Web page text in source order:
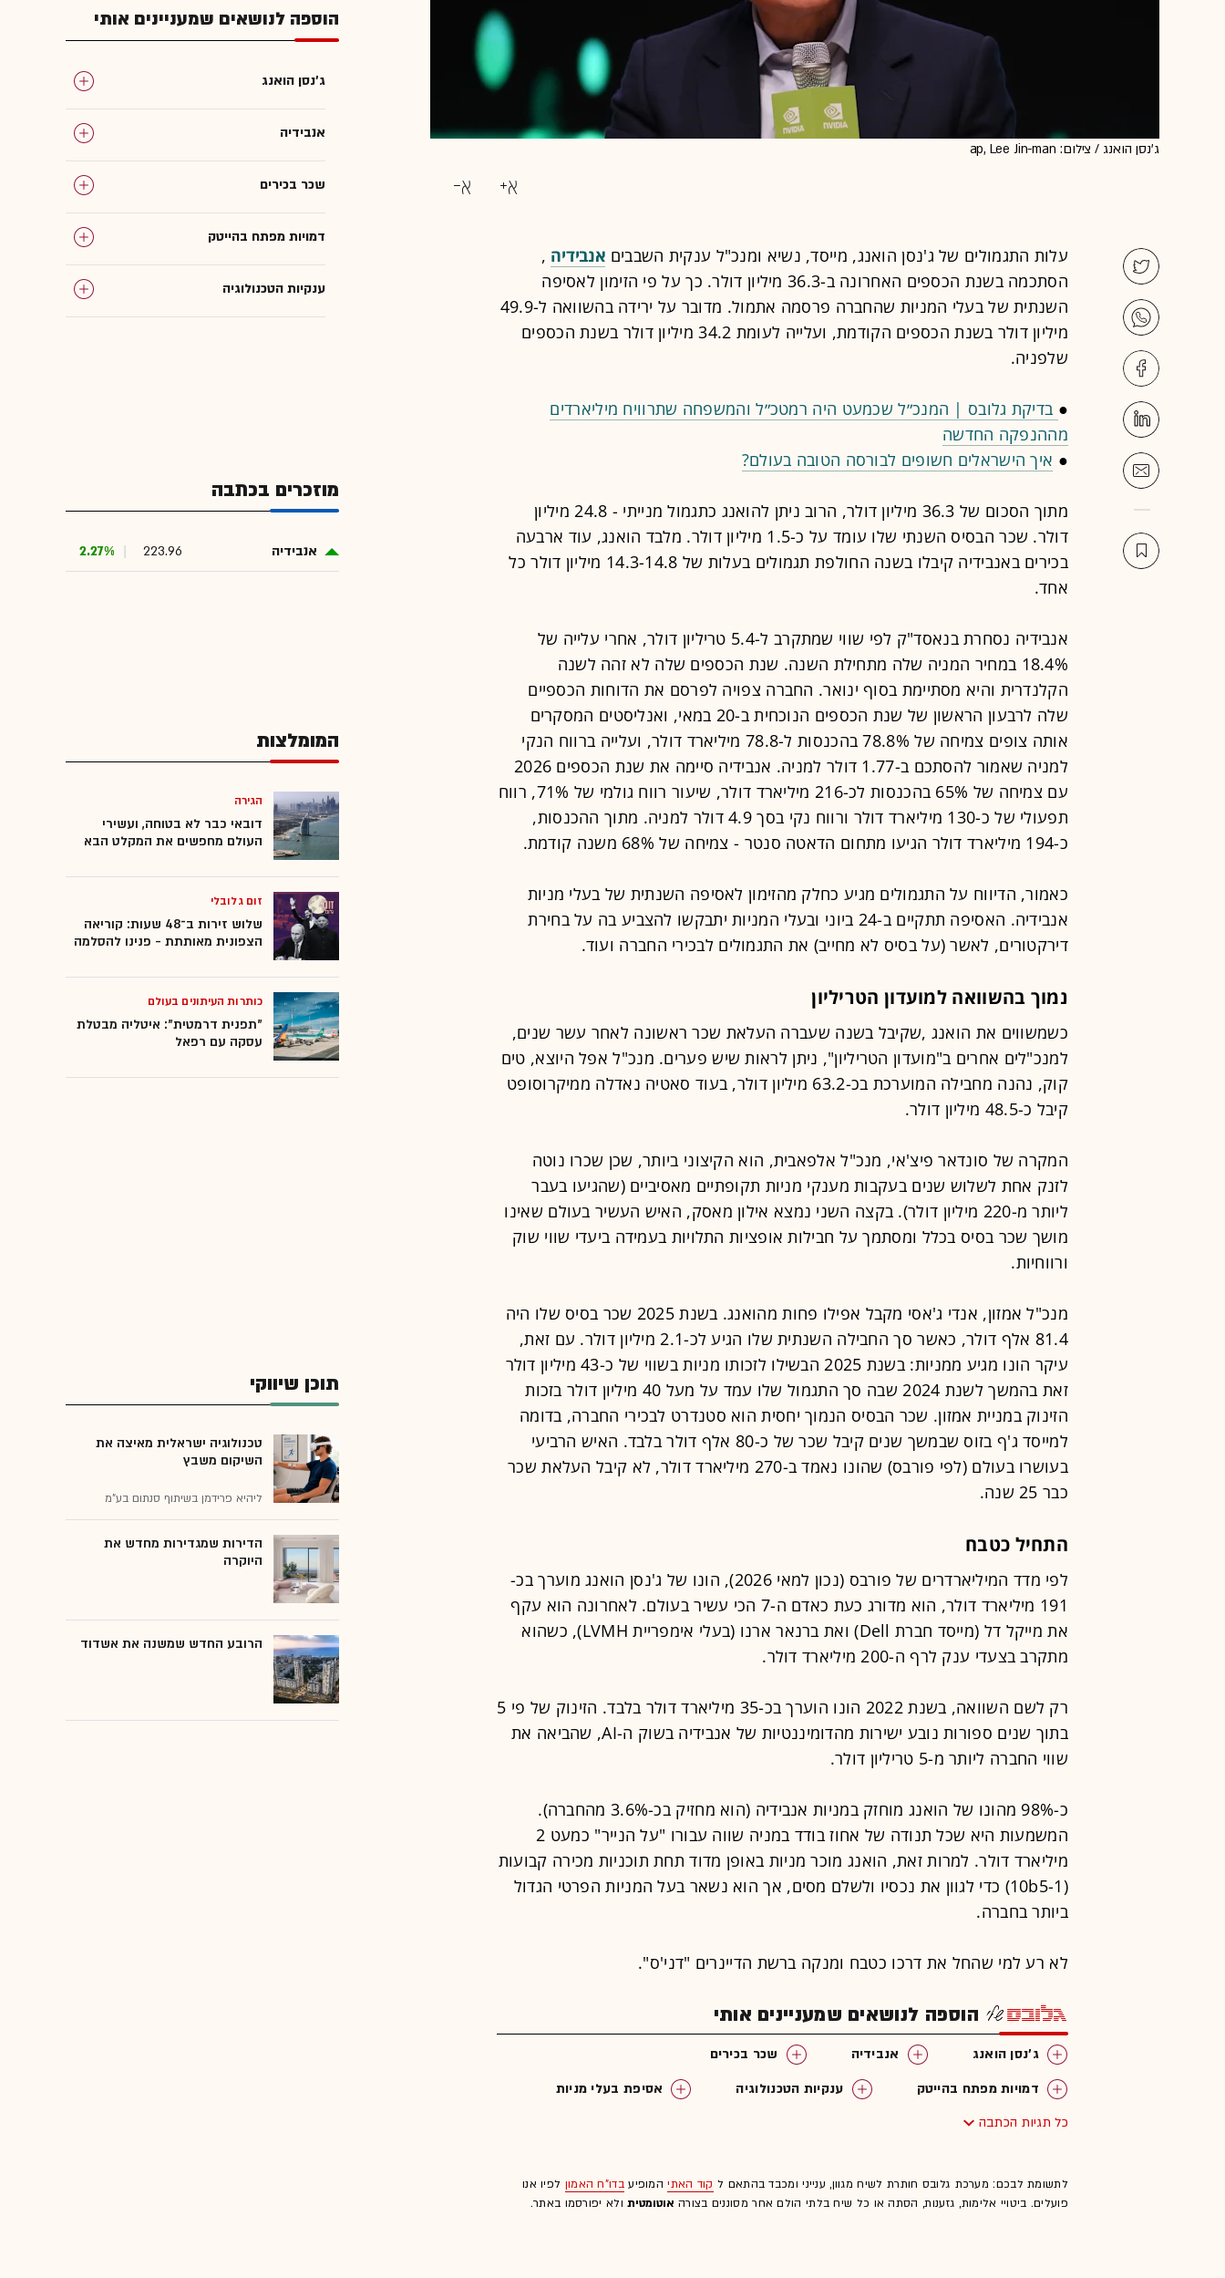
ג'נסן הואנג / צילום: ap, Lee Jin-man
עלות התגמולים של ג'נסן הואנג, מייסד, נשיא ומנכ"ל ענקית השבבים אנבידיה ,
הסתכמה בשנת הכספים האחרונה ב-36.3 מיליון דולר. כך על פי הזימון לאסיפה
השנתית של בעלי המניות שהחברה פרסמה אתמול. מדובר על ירידה בהשוואה ל-49.9
מיליון דולר בשנת הכספים הקודמת, ועלייה לעומת 34.2 מיליון דולר בשנת הכספים
שלפניה.
● בדיקת גלובס | המנכ״ל שכמעט היה רמטכ״ל והמשפחה שתרוויח מיליארדים
מההנפקה החדשה
● איך הישראלים חשופים לבורסה הטובה בעולם?
מתוך הסכום של 36.3 מיליון דולר, הרוב ניתן להואנג כתגמול מנייתי - 24.8 מיליון
דולר. שכר הבסיס השנתי שלו עומד על כ-1.5 מיליון דולר. מלבד הואנג, עוד ארבעה
בכירים באנבידיה קיבלו בשנה החולפת תגמולים בעלות של 14.3-14.8 מיליון דולר כל
אחד.
אנבידיה נסחרת בנאסד"ק לפי שווי שמתקרב ל-5.4 טריליון דולר, אחרי עלייה של
18.4% במחיר המניה שלה מתחילת השנה. שנת הכספים שלה לא זהה לשנה
הקלנדרית והיא מסתיימת בסוף ינואר. החברה צפויה לפרסם את הדוחות הכספיים
שלה לרבעון הראשון של שנת הכספים הנוכחית ב-20 במאי, ואנליסטים המסקרים
אותה צופים צמיחה של 78.8% בהכנסות ל-78.8 מיליארד דולר, ועלייה ברווח הנקי
למניה שאמור להסתכם ב-1.77 דולר למניה. אנבידיה סיימה את שנת הכספים 2026
עם צמיחה של 65% בהכנסות לכ-216 מיליארד דולר, שיעור רווח גולמי של 71%, רווח
תפעולי של כ-130 מיליארד דולר ורווח נקי בסך 4.9 דולר למניה. מתוך ההכנסות,
כ-194 מיליארד דולר הגיעו מתחום הדאטה סנטר - צמיחה של 68% משנה קודמת.
כאמור, הדיווח על התגמולים מגיע כחלק מהזימון לאסיפה השנתית של בעלי מניות
אנבידיה. האסיפה תתקיים ב-24 ביוני ובעלי המניות יתבקשו להצביע בה על בחירת
דירקטורים, לאשר (על בסיס לא מחייב) את התגמולים לבכירי החברה ועוד.
נמוך בהשוואה למועדון הטריליון
כשמשווים את הואנג ,שקיבל בשנה שעברה העלאת שכר ראשונה לאחר עשר שנים,
למנכ"לים אחרים ב"מועדון הטריליון", ניתן לראות שיש פערים. מנכ"ל אפל היוצא, טים
קוק, נהנה מחבילה המוערכת בכ-63.2 מיליון דולר, בעוד סאטיה נאדלה ממיקרוסופט
קיבל כ-48.5 מיליון דולר.
המקרה של סונדאר פיצ'אי, מנכ"ל אלפאבית, הוא הקיצוני ביותר, שכן שכרו נוטה
לזנק אחת לשלוש שנים בעקבות מענקי מניות תקופתיים מאסיביים (שהגיעו בעבר
ליותר מ-220 מיליון דולר). בקצה השני נמצא אילון מאסק, האיש העשיר בעולם שאינו
מושך שכר בסיס בכלל ומסתמך על חבילות אופציות התלויות בעמידה ביעדי שווי שוק
ורווחיות.
מנכ"ל אמזון, אנדי ג'אסי מקבל אפילו פחות מהואנג. בשנת 2025 שכר בסיס שלו היה
81.4 אלף דולר, כאשר סך החבילה השנתית שלו הגיע לכ-2.1 מיליון דולר. עם זאת,
עיקר הונו מגיע ממניות: בשנת 2025 הבשילו לזכותו מניות בשווי של כ-43 מיליון דולר
זאת בהמשך לשנת 2024 שבה סך התגמול שלו עמד על מעל 40 מיליון דולר בזכות
הזינוק במניית אמזון. שכר הבסיס הנמוך יחסית הוא סטנדרט לבכירי החברה, בדומה
למייסד ג'ף בזוס שבמשך שנים קיבל שכר של כ-80 אלף דולר בלבד. האיש הרביעי
בעושרו בעולם (לפי פורבס) שהונו נאמד ב-270 מיליארד דולר, לא קיבל העלאת שכר
כבר 25 שנה.
התחיל כטבח
לפי מדד המיליארדרים של פורבס (נכון למאי 2026), הונו של ג'נסן הואנג מוערך בכ-
191 מיליארד דולר, הוא מדורג כעת כאדם ה-7 הכי עשיר בעולם. לאחרונה הוא עקף
את מייקל דל (מייסד חברת Dell) ואת ברנאר ארנו (בעלי אימפריית LVMH), כשהוא
מתקרב בצעדי ענק לרף ה-200 מיליארד דולר.
רק לשם השוואה, בשנת 2022 הונו הוערך בכ-35 מיליארד דולר בלבד. הזינוק של פי 5
בתוך שנים ספורות נובע ישירות מהדומיננטיות של אנבידיה בשוק ה-AI, שהביאה את
שווי החברה ליותר מ-5 טריליון דולר.
כ-98% מהונו של הואנג מוחזק במניות אנבידיה (הוא מחזיק בכ-3.6% מהחברה).
המשמעות היא שכל תנודה של אחוז בודד במניה שווה עבורו "על הנייר" כמעט 2
מיליארד דולר. למרות זאת, הואנג מוכר מניות באופן מדוד תחת תוכניות מכירה קבועות
(10b5-1) כדי לגוון את נכסיו ולשלם מסים, אך הוא נשאר בעל המניות הפרטי הגדול
ביותר בחברה.
לא רע למי שהחל את דרכו כטבח ומנקה ברשת הדיינרים "דני'ס".
הוספה לנושאים שמעניינים אותי
ג'נסן הואנג אנבידיה
שכר בכירים
דמויות מפתח בהייטק
ענקיות הטכנולוגיה
אסיפת בעלי מניות
שבבים
כל תגיות הכתבה
לתשומת לבכם: מערכת גלובס חותרת לשיח מגוון, ענייני ומכבד בהתאם ל קוד האתיהמופיעבדו"ח האמון לפיו אנו
פועלים. ביטויי אלימות, גזענות, הסתה או כל שיח בלתי הולם אחר מסוננים בצורה אוטומטיתולא יפורסמו באתר.
הוספה לנושאים שמעניינים אותי
ג'נסן הואנג
אנבידיה
שכר בכירים
דמויות מפתח בהייטק
ענקיות הטכנולוגיה
מוזכרים בכתבה
אנבידיה 223.96
2.27%
המומלצות
הגירה
דובאי כבר לא בטוחה, ועשירי
העולם מחפשים את המקלט הבא
זום גלובלי
שלוש זירות ב־48 שעות: קוריאה
הצפונית מאותתת - פנינו להסלמה
כותרות העיתונים בעולם
"תפנית דרמטית": איטליה מבטלת
עסקה עם רפאל
תוכן שיווקי
טכנולוגיה ישראלית מאיצה את
השיקום משבץ
ליהיא פרידמן בשיתוף סנתום בע"מ
הדירות שמגדירות מחדש את
היוקרה
הרובע החדש שמשנה את אשדוד